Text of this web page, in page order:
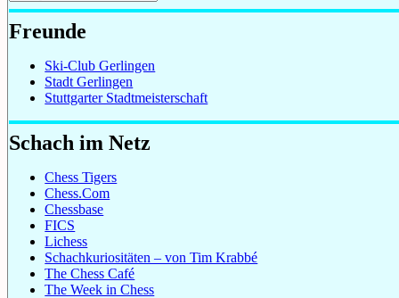
Freunde
Ski-Club Gerlingen
Stadt Gerlingen
Stuttgarter Stadtmeisterschaft
Schach im Netz
Chess Tigers
Chess.Com
Chessbase
FICS
Lichess
Schachkuriositäten – von Tim Krabbé
The Chess Café
The Week in Chess